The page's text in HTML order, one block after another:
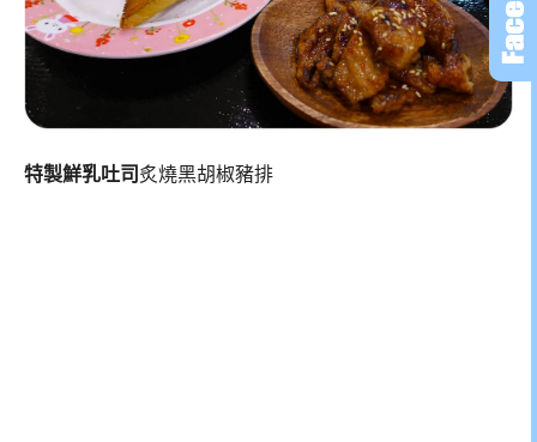
特製鮮乳吐司 炙燒黑胡椒豬排